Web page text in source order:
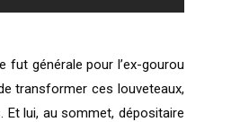
fut générale pour l’ex-gourou
transformer ces louveteaux,
Et lui, au sommet, dépositaire